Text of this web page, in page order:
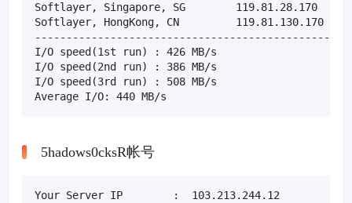
Softlayer, Singapore, SG        119.81.28.170
Softlayer, HongKong, CN         119.81.130.170
I/O speed(1st run) : 426 MB/s
I/O speed(2nd run) : 386 MB/s
I/O speed(3rd run) : 508 MB/s
Average I/O: 440 MB/s
5hadows0cksR帐号
Your Server IP        :  103.213.244.12